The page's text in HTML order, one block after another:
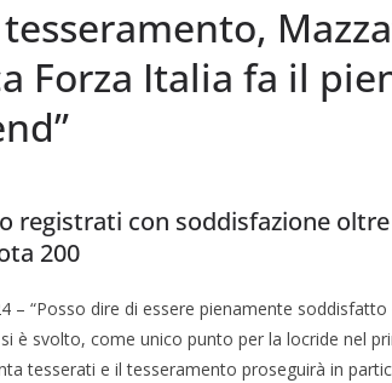
Forza Italia fa il
registrati con soddisfazione
200
– “Posso dire di essere pienamente
è svolto, come unico punto per la locride nel
tesserati e il tesseramento proseguirà in